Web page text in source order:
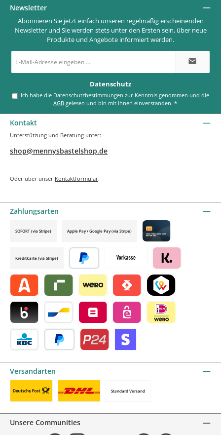
Newsletter
Abonnieren Sie jetzt einfach unseren regelmäßig erscheinenden
Newsletter und Sie werden stets unter den Ersten sein, über neue
Produkte und Angebote informiert werden.
E-
Mail-
*
Datenschutz
Ich habe die Datenschutzbestimmungen
AGB gelesen und bin mit ihnen einverstanden.*
Kontakt
Unterstützung und Beratung unter:
shop@mennysbastelshop.de
Oder über unser Kontaktformular.
Zahlungsarten
Vorkasse Klarna by mollie
Alma by mollieRiverty by mollie
Wero Satispay by mollieTWINT by mollie
Blik by mollieBancontact by mollie
Belfius by mollieeps by mollie
SOFORT (via Stripe) Apple Pay / Google Pay (via Stripe)
Credit card by mollie
Kreditkarte (via Stripe)
Später bezahlen
Versandarten
Standard Versand
Unsere Communities